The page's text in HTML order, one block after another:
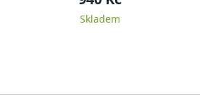
Skladem